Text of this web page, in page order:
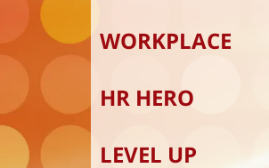
WORKPLACE
HR HERO
LEVEL UP